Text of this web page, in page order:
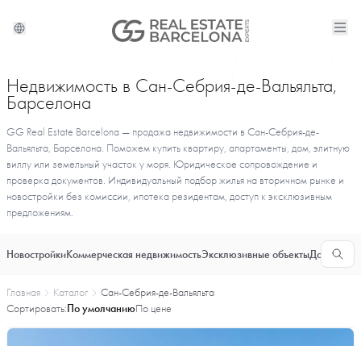
Недвижимость в Сан-Себрия-де-Вальяльта,
Барселона
GG Real Estate Barcelona — продажа недвижимости в Сан-Себрия-де-
Вальяльта, Барселона. Поможем купить квартиру, апартаменты, дом, элитную
виллу или земельный участок у моря. Юридическое сопровождение и
проверка документов. Индивидуальный подбор жилья на вторичном рынке и
новостройки без комиссии, ипотека резидентам, доступ к эксклюзивным
предложениям.
НовостройкиКоммерческая недвижимостьЭксклюзивные объекты
Главная Каталог
Сан-Себрия-де-Вальяльта
Сортировать:По умолчаниюПо цене